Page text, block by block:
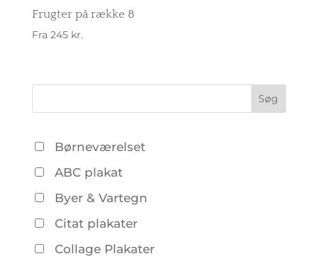
Frugter på række 8
Fra 245 kr.
Børneværelset
ABC plakat
Byer & Vartegn
Citat plakater
Collage Plakater